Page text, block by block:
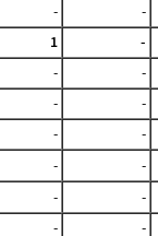
- -
1 -
- -
- -
- -
- -
- -
- -